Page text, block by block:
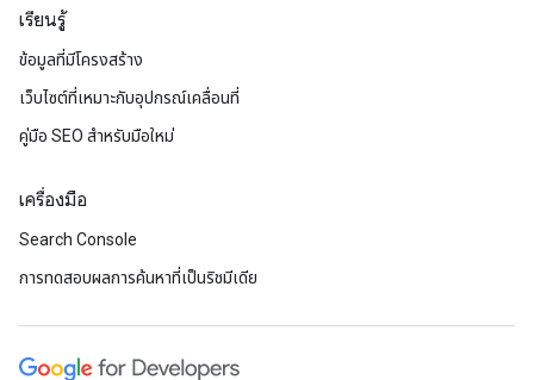
เรียนรู้
ข้อมูลที่มีโครงสร้าง
เว็บไซต์ที่เหมาะกับอุปกรณ์เคลื่อนที่
คู่มือ SEO สำหรับมือใหม่
เครื่องมือ
Search Console
การทดสอบผลการค้นหาที่เป็นริชมีเดีย